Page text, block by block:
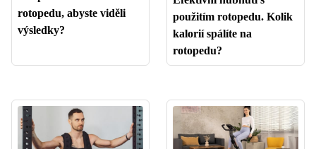
rotopedu, abyste viděli
výsledky?
použitím rotopedu. Kolik
kalorií spálíte na
rotopedu?